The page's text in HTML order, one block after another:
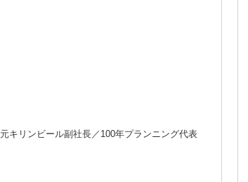
元キリンビール副社長／100年プランニング代表